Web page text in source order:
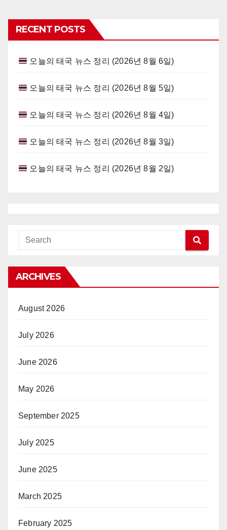
RECENT POSTS
오늘의 태국 뉴스 정리 (2026년 8월 6일)
오늘의 태국 뉴스 정리 (2026년 8월 5일)
오늘의 태국 뉴스 정리 (2026년 8월 4일)
오늘의 태국 뉴스 정리 (2026년 8월 3일)
오늘의 태국 뉴스 정리 (2026년 8월 2일)
ARCHIVES
August 2026
July 2026
June 2026
May 2026
September 2025
July 2025
June 2025
March 2025
February 2025